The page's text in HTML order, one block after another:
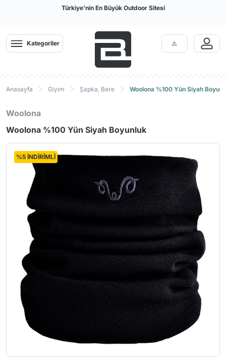
Türkiye'nin En Büyük Outdoor Sitesi
Kategoriler
Anasayfa Giyim Şapka, Bere Woolona %100 Yün Siyah
Woolona
Woolona %100 Yün Siyah Boyunluk
%5 İNDİRİMLİ